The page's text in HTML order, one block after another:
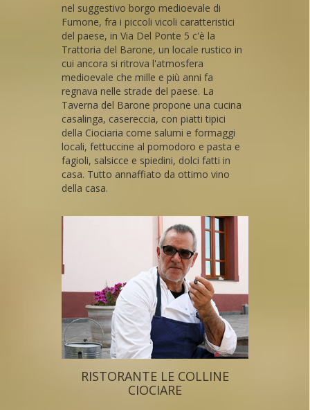
nel suggestivo borgo medioevale di
Fumone, fra i piccoli vicoli caratteristici
del paese, in Via Del Ponte 5 c'è la
Trattoria del Barone, un locale rustico in
cui ancora si ritrova l'atmosfera
medioevale che mille e più anni fa
regnava nelle strade del paese. La
Taverna del Barone propone una cucina
casalinga, casereccia, con piatti tipici
della Ciociaria come salumi e formaggi
locali, fettuccine al pomodoro e pasta e
fagioli, salsicce e spiedini, dolci fatti in
casa. Tutto annaffiato da ottimo vino
della casa.
RISTORANTE LE COLLINE
CIOCIARE